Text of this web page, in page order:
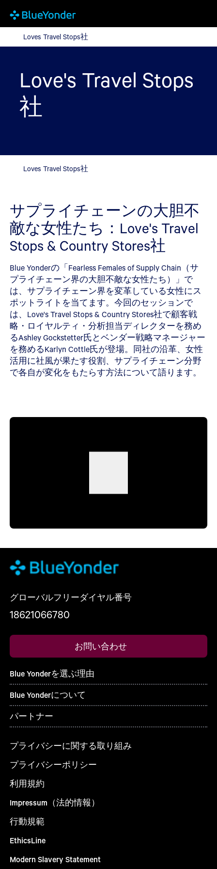
Loves Travel Stops社
Loves Travel Stops社
Love's Travel Stops
社
Loves Travel Stops社
サプライチェーンの大胆不
敵な女性たち：Love's Travel
Stops & Country Stores社
Blue Yonderの「Fearless Females of Supply Chain（サ
プライチェーン界の大胆不敵な女性たち）」で
は、サプライチェーン界を変革している女性にス
ポットライトを当てます。今回のセッションで
は、Love's Travel Stops & Country Stores社で顧客戦
略・ロイヤルティ・分析担当ディレクターを務め
るAshley Gockstetter氏とベンダー戦略マネージャー
を務めるKarlyn Cottle氏が登場。同社の沿革、女性
活用に社風が果たす役割、サプライチェーン分野
で各自が変化をもたらす方法について語ります。
グローバルフリーダイヤル番号
18621066780
お問い合わせ
Blue Yonderを選ぶ理由
Blue Yonderについて
パートナー
プライバシーに関する取り組み
プライバシーポリシー
利用規約
Impressum（法的情報）
行動規範
EthicsLine
Modern Slavery Statement